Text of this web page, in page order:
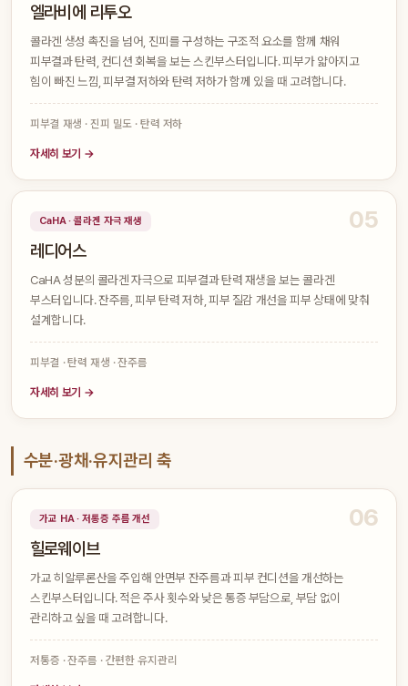
엘라비에 리투오
콜라겐 생성 촉진을 넘어, 진피를 구성하는 구조적 요소를 함께 채워
피부결과 탄력, 컨디션 회복을 보는 스킨부스터입니다. 피부가 얇아지고
힘이 빠진 느낌, 피부결 저하와 탄력 저하가 함께 있을 때 고려합니다.
피부결 재생 · 진피 밀도 · 탄력 저하
자세히 보기 →
05
CaHA · 콜라겐 자극 재생
레디어스
CaHA 성분의 콜라겐 자극으로 피부결과 탄력 재생을 보는 콜라겐
부스터입니다. 잔주름, 피부 탄력 저하, 피부 질감 개선을 피부 상태에 맞춰
설계합니다.
피부결 · 탄력 재생 · 잔주름
자세히 보기 →
수분·광채·유지관리 축
06
가교 HA · 저통증 주름 개선
힐로웨이브
가교 히알루론산을 주입해 안면부 잔주름과 피부 컨디션을 개선하는
스킨부스터입니다. 적은 주사 횟수와 낮은 통증 부담으로, 부담 없이
관리하고 싶을 때 고려합니다.
저통증 · 잔주름 · 간편한 유지관리